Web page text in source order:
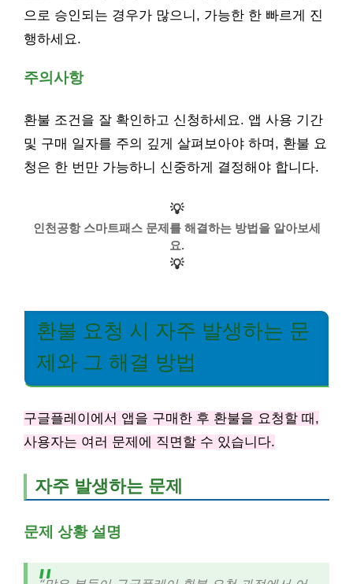
으로 승인되는 경우가 많으니, 가능한 한 빠르게 진
행하세요.
주의사항
환불 조건을 잘 확인하고 신청하세요. 앱 사용 기간
및 구매 일자를 주의 깊게 살펴보아야 하며, 환불 요
청은 한 번만 가능하니 신중하게 결정해야 합니다.
💡
인천공항 스마트패스 문제를 해결하는 방법을 알아보세
요.
💡
환불 요청 시 자주 발생하는 문
제와 그 해결 방법
구글플레이에서 앱을 구매한 후 환불을 요청할 때,
사용자는 여러 문제에 직면할 수 있습니다.
자주 발생하는 문제
문제 상황 설명